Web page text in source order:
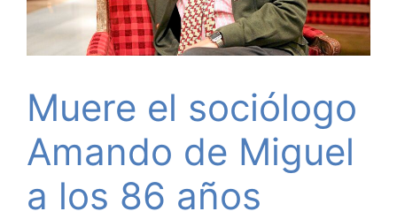
Muere el sociólogo
Amando de Miguel
a los 86 años